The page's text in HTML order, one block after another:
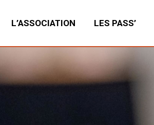
L’ASSOCIATION LES PASS’